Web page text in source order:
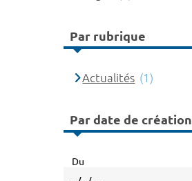
Par rubrique
Actualités (1)
Par date de création
Du